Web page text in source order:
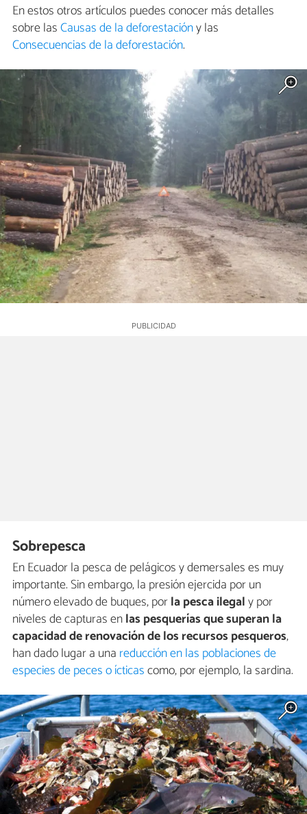
En estos otros artículos puedes conocer más detalles
sobre lasCausas de la deforestacióny las
Consecuencias de la deforestación.
Sobrepesca
En Ecuador la pesca de pelágicos y demersales es muy
importante. Sin embargo, la presión ejercida por un
número elevado de buques, porla pesca ilegaly por
niveles de capturas enlas pesquerías que superan la
capacidad de renovación de los recursos pesqueros,
han dado lugar a una reducción en las poblaciones de
especies de peces o ícticascomo, por ejemplo, la sardina.